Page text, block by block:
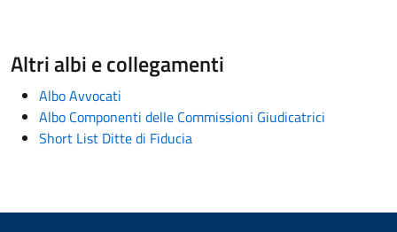
Altri albi e collegamenti
Albo Avvocati
Albo Componenti delle Commissioni Giudicatrici
Short List Ditte di Fiducia